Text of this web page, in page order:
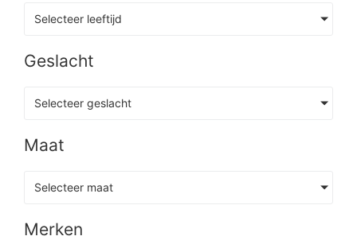
Selecteer leeftijd
Geslacht
Selecteer geslacht
Maat
Selecteer maat
Merken